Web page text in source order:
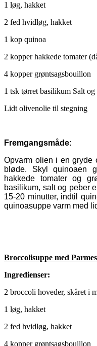
1 løg, hakket
2 fed hvidløg, hakket
1 kop quinoa
2 kopper hakkede tomater
4 kopper grøntsagsbouillon
1 tsk tørret basilikum Salt og
Lidt olivenolie til stegning
Fremgangsmåde:
Opvarm olien i en
bløde. Skyl quinoaen
hakkede tomater og
basilikum, salt og peber
15-20 minutter, indtil
quinoasuppe varm med
Broccolisuppe med
Ingredienser:
2 broccoli hoveder, skåret i
1 løg, hakket
2 fed hvidløg, hakket
4 kopper grøntsagsbouillon